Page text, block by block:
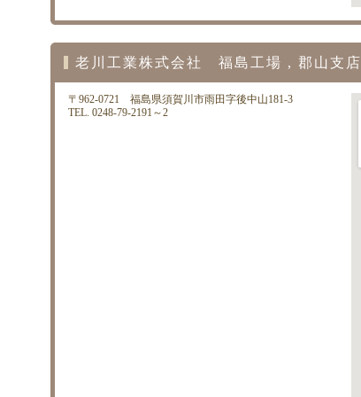
老川工業株式会社 福島工場 , 郡山支店
〒962-0721 福島県須賀川市雨田字後中山181-3
TEL. 0248-79-2191～2